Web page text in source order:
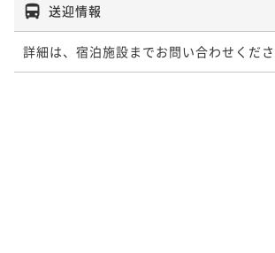
送迎情報
詳細は、宿泊施設までお問い合わせくださ